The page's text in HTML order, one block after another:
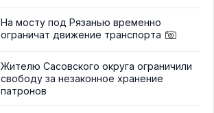
На мосту под Рязанью временно
ограничат движение транспорта
Жителю Сасовского округа ограничили
свободу за незаконное хранение
патронов